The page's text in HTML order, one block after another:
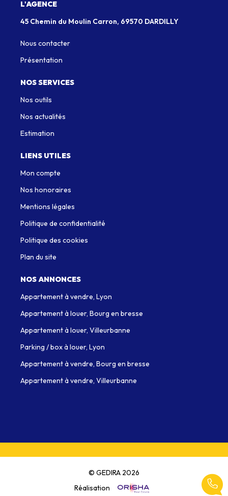
L'AGENCE
45 Chemin du Moulin Carron, 69570 DARDILLY
Nous contacter
Présentation
NOS SERVICES
Nos outils
Nos actualités
Estimation
LIENS UTILES
Mon compte
Nos honoraires
Mentions légales
Politique de confidentialité
Politique des cookies
Plan du site
NOS ANNONCES
Appartement à vendre, Lyon
Appartement à louer, Bourg en bresse
Appartement à louer, Villeurbanne
Parking / box à louer, Lyon
Appartement à vendre, Bourg en bresse
Appartement à vendre, Villeurbanne
© GEDIRA 2026
Réalisation